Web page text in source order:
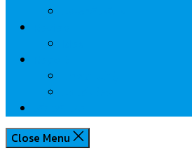
Close Menu